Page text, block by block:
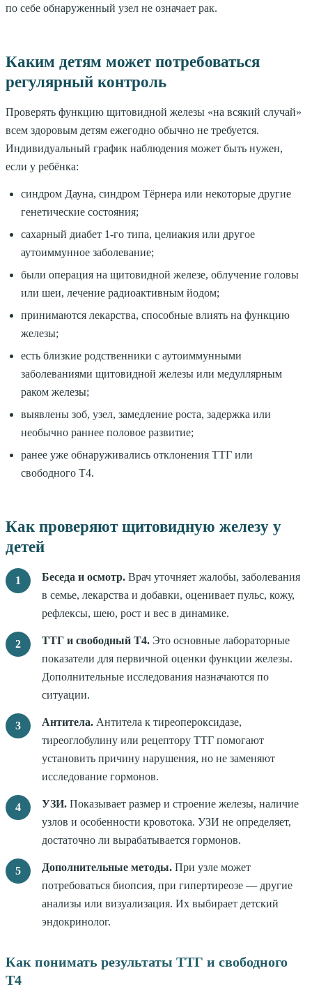
по себе обнаруженный узел не означает рак.
Каким детям может потребоваться
регулярный контроль
Проверять функцию щитовидной железы «на всякий случай»
всем здоровым детям ежегодно обычно не требуется.
Индивидуальный график наблюдения может быть нужен,
если у ребёнка:
синдром Дауна, синдром Тёрнера или некоторые другие
генетические состояния;
сахарный диабет 1-го типа, целиакия или другое
аутоиммунное заболевание;
были операция на щитовидной железе, облучение головы
или шеи, лечение радиоактивным йодом;
принимаются лекарства, способные влиять на функцию
железы;
есть близкие родственники с аутоиммунными
заболеваниями щитовидной железы или медуллярным
раком железы;
выявлены зоб, узел, замедление роста, задержка или
необычно раннее половое развитие;
ранее уже обнаруживались отклонения ТТГ или
свободного Т4.
Как проверяют щитовидную железу у
детей
Беседа и осмотр. Врач уточняет жалобы, заболевания
в семье, лекарства и добавки, оценивает пульс, кожу,
рефлексы, шею, рост и вес в динамике.
ТТГ и свободный Т4. Это основные лабораторные
показатели для первичной оценки функции железы.
Дополнительные исследования назначаются по
ситуации.
Антитела. Антитела к тиреопероксидазе,
тиреоглобулину или рецептору ТТГ помогают
установить причину нарушения, но не заменяют
исследование гормонов.
УЗИ. Показывает размер и строение железы, наличие
узлов и особенности кровотока. УЗИ не определяет,
достаточно ли вырабатывается гормонов.
Дополнительные методы. При узле может
потребоваться биопсия, при гипертиреозе — другие
анализы или визуализация. Их выбирает детский
эндокринолог.
Как понимать результаты ТТГ и свободного
Т4